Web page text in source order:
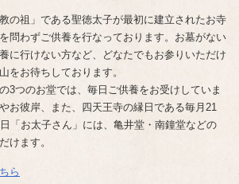
の祖」である聖徳太子が最初に建立されたお寺
問わずご供養を行なっております。お墓がない
に行けない方など、どなたでもお参りいただけ
をお待ちしております。
3つのお堂では、毎日ご供養をお受けしていま
お彼岸、また、四天王寺の縁日である毎月21
「お太子さん」には、亀井堂・南鐘堂などの
けます。
ら